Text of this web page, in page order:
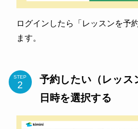
ログインしたら「レッスンを予
ます。
STEP
予約したい（レッス
日時を選択する